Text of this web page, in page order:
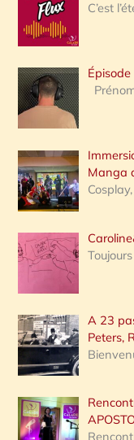
e
r
c
h
e
:
C’est
Épisode
Manga
A 23
Peters,